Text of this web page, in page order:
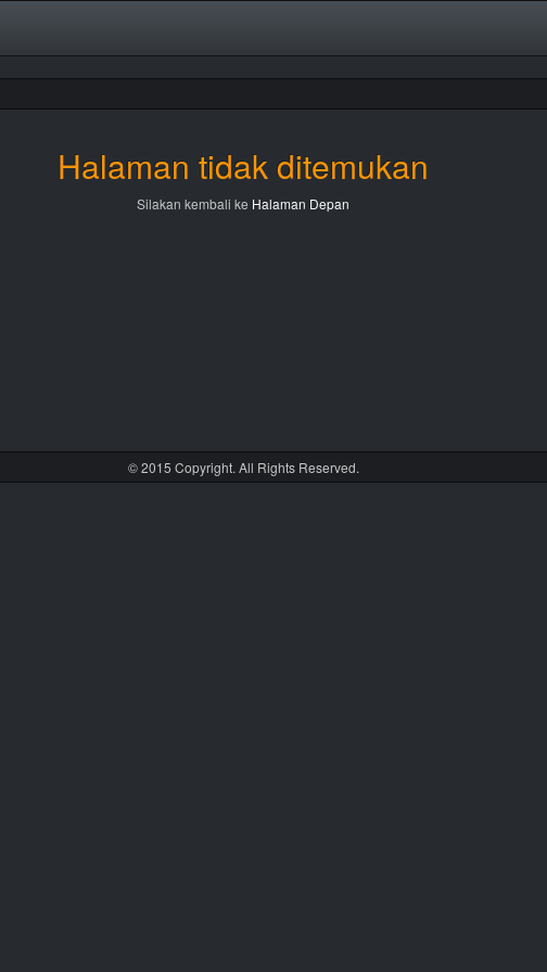
Halaman tidak ditemukan
Silakan kembali ke Halaman Depan
© 2015 Copyright. All Rights Reserved.